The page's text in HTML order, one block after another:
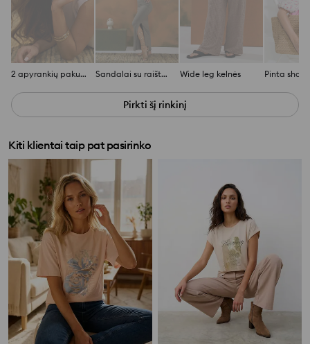
2 apyrankių pakuotė Sandalai su raišteliais aplink kulkšnį Wide leg kelnės
Pirkti šį rinkinį
Kiti klientai taip pat pasirinko